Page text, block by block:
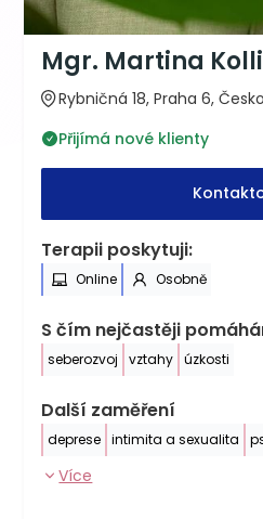
Mgr. Martina
Rybničná 18, Praha 6, Česko
Přijímá nové klienty
Terapii poskytuji:
Online Osobně
S čím nejčastěji
seberozvoj vztahy úzkosti
Další zaměření
deprese intimita a sexualita
Více